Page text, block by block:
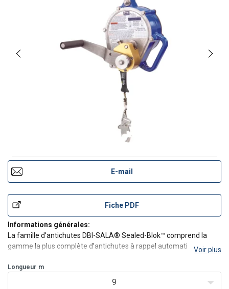
E-mail
Fiche PDF
Informations générales:
La famille d’antichutes DBI-SALA® Sealed-Blok™ comprend la
gamme la plus complète d’antichutes à rappel automatique
sur le terrain dans les environnements les plus rigoureux. La
Voir plus
Longueur m
9